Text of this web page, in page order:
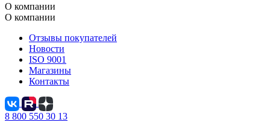
О компании
О компании
Отзывы покупателей
Новости
ISO 9001
Магазины
Контакты
8 800 550 30 13